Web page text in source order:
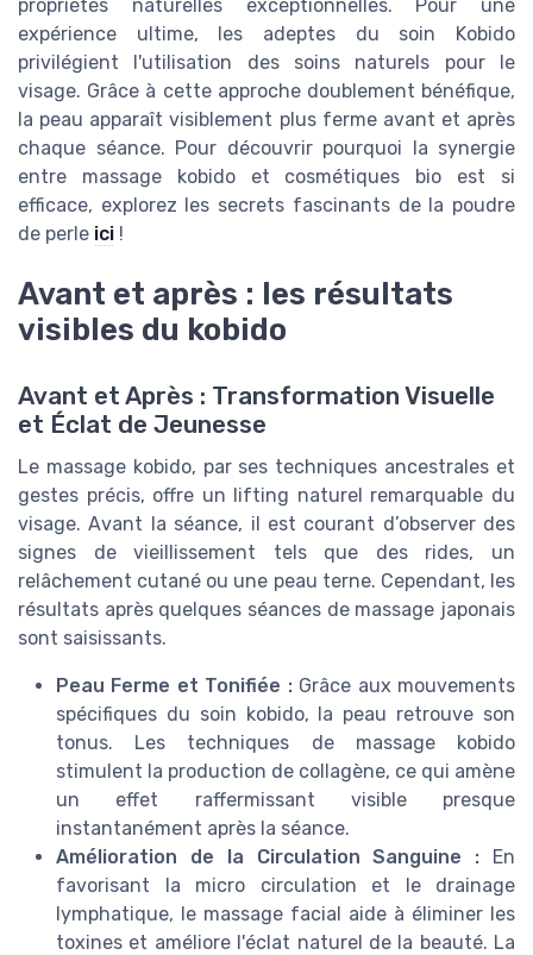
propriétés naturelles exceptionnelles. Pour une
expérience ultime, les adeptes du soin Kobido
privilégient l'utilisation des soins naturels pour le
visage. Grâce à cette approche doublement bénéfique,
la peau apparaît visiblement plus ferme avant et après
chaque séance. Pour découvrir pourquoi la synergie
entre massage kobido et cosmétiques bio est si
efficace, explorez les secrets fascinants de la poudre
de perle ici !
Avant et après : les résultats
visibles du kobido
Avant et Après : Transformation Visuelle
et Éclat de Jeunesse
Le massage kobido, par ses techniques ancestrales et
gestes précis, offre un lifting naturel remarquable du
visage. Avant la séance, il est courant d’observer des
signes de vieillissement tels que des rides, un
relâchement cutané ou une peau terne. Cependant, les
résultats après quelques séances de massage japonais
sont saisissants.
Peau Ferme et Tonifiée :Grâce aux mouvements
spécifiques du soin kobido, la peau retrouve son
tonus. Les techniques de massage kobido
stimulent la production de collagène, ce qui amène
un effet raffermissant visible presque
instantanément après la séance.
Amélioration de la Circulation Sanguine : En
favorisant la micro circulation et le drainage
lymphatique, le massage facial aide à éliminer les
toxines et améliore l'éclat naturel de la beauté. La